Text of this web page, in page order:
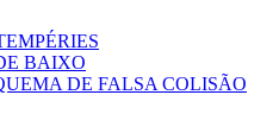
BAIXO
DE FALSA COLISÃO